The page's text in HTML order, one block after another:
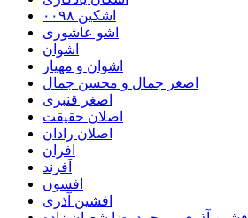
اشکین ۰۰۹۸
اشو عاشوری
اشوان
اشوان و مهیار
اصغر جمال و محسن جمال
اصغر قنبری
اصلان حقیقت
اصلان رادان
افران
اَفرند
افسون
افشین آذری